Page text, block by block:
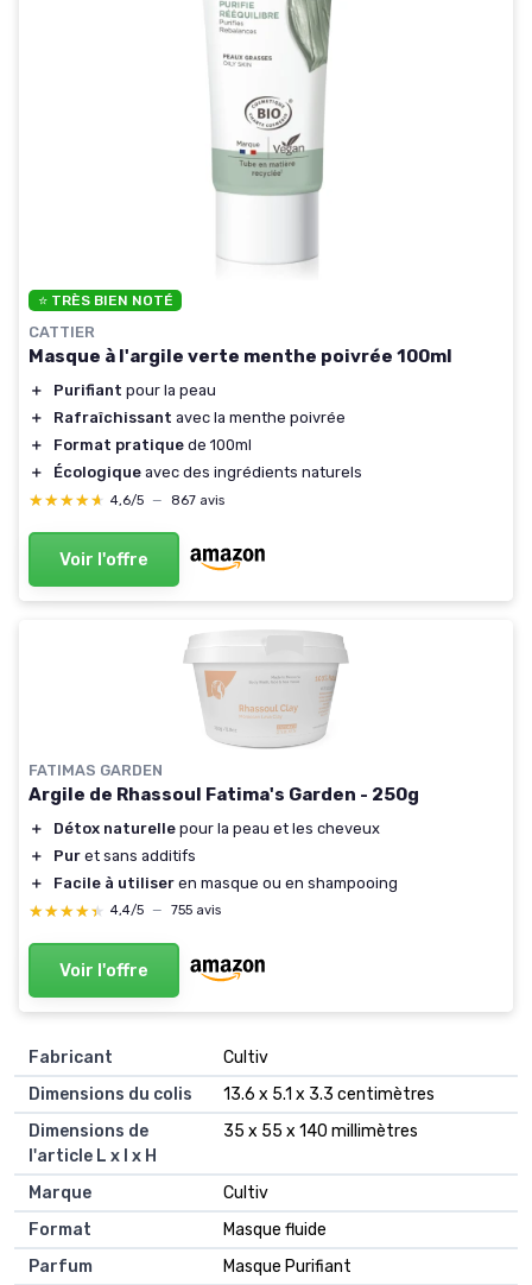
⭐ TRÈS BIEN NOTÉ
CATTIER
Masque à l'argile verte menthe poivrée 100ml
＋ Purifiant pour la peau
＋
Rafraîchissant avec la menthe poivrée
＋
Format pratique de 100ml
＋
Écologique avec des ingrédients naturels
★★★★★
★★★★★ 4,6/5 — 867 avis
Voir l'offre
FATIMAS GARDEN
Argile de Rhassoul Fatima's Garden - 250g
＋ Détox naturelle pour la peau et les cheveux
＋
Pur et sans additifs
＋
Facile à utiliser en masque ou en shampooing
★★★★★
★★★★★ 4,4/5 — 755 avis
Voir l'offre
Fabricant
‎Cultiv
Dimensions du colis
‎13.6 x 5.1 x 3.3 centimètres
Dimensions de
l'article L x l x H
‎35 x 55 x 140 millimètres
Marque
‎Cultiv
Format
‎Masque fluide
Parfum
‎Masque Purifiant